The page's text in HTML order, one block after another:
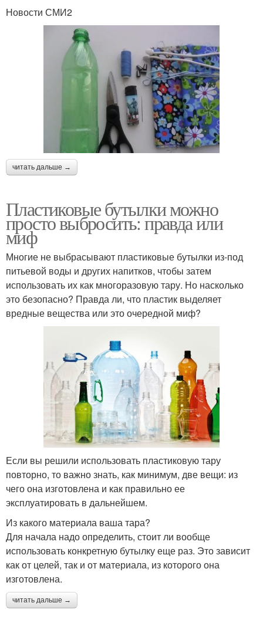
Новости СМИ2
читать дальше →
Пластиковые бутылки можно
просто выбросить: правда или
миф
Многие не выбрасывают пластиковые бутылки из-под
питьевой воды и других напитков, чтобы затем
использовать их как многоразовую тару. Но насколько
это безопасно? Правда ли, что пластик выделяет
вредные вещества или это очередной миф?
Если вы решили использовать пластиковую тару
повторно, то важно знать, как минимум, две вещи: из
чего она изготовлена и как правильно ее
эксплуатировать в дальнейшем.
Из какого материала ваша тара?
Для начала надо определить, стоит ли вообще
использовать конкретную бутылку еще раз. Это зависит
как от целей, так и от материала, из которого она
изготовлена.
читать дальше →